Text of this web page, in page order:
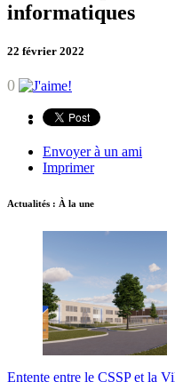
informatiques
22 février 2022
0
Envoyer à un ami
Imprimer
Actualités : À la une
Entente entre le CSSP et la